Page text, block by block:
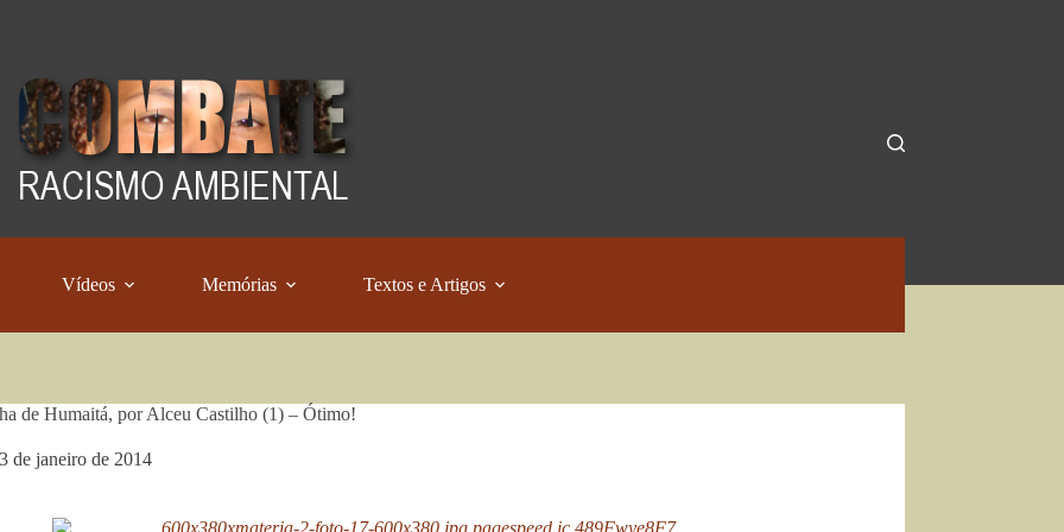
Vídeos Memórias Textos e Artigos
de Humaitá, por Alceu Castilho (1) – Ótimo!
de janeiro de 2014